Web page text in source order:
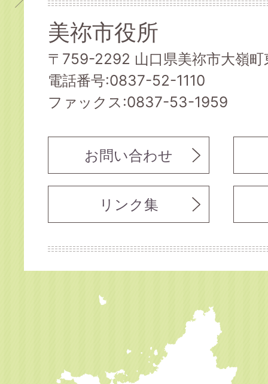
美祢市役所
〒759-2292 山口県美祢市大嶺
電話番号:0837-52-1110
ファックス:0837-53-1959
お問い合わせ
リンク集